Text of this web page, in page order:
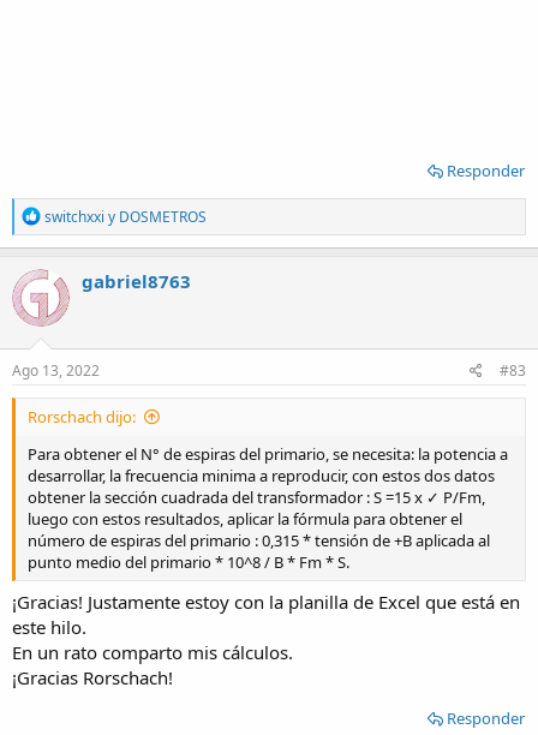
Responder
R
e
a
c
t
i
o
n
s
switchxxi y DOSMETROS
gabriel8763
Ago 13, 2022 #83
Rorschach dijo:
Para obtener el N° de espiras del primario, se necesita: la potencia a
desarrollar, la frecuencia minima a reproducir, con estos dos datos
obtener la sección cuadrada del transformador : S =15 x ✓ P/Fm,
luego con estos resultados, aplicar la fórmula para obtener el
número de espiras del primario : 0,315 * tensión de +B aplicada al
punto medio del primario * 10^8 / B * Fm * S.
¡Gracias! Justamente estoy con la planilla de Excel que está en
este hilo.
En un rato comparto mis cálculos.
¡Gracias Rorschach!
Responder